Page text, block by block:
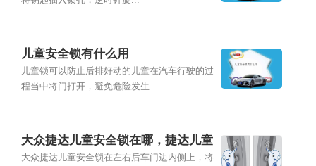
儿童安全锁有什么用
儿童锁可以防止后排好动的儿童在汽车行驶的过
程当中将门打开，避免危险发生...
大众捷达儿童安全锁在哪，捷达儿童
锁怎么开
大众捷达儿童安全锁在左右后车门边内侧上，将